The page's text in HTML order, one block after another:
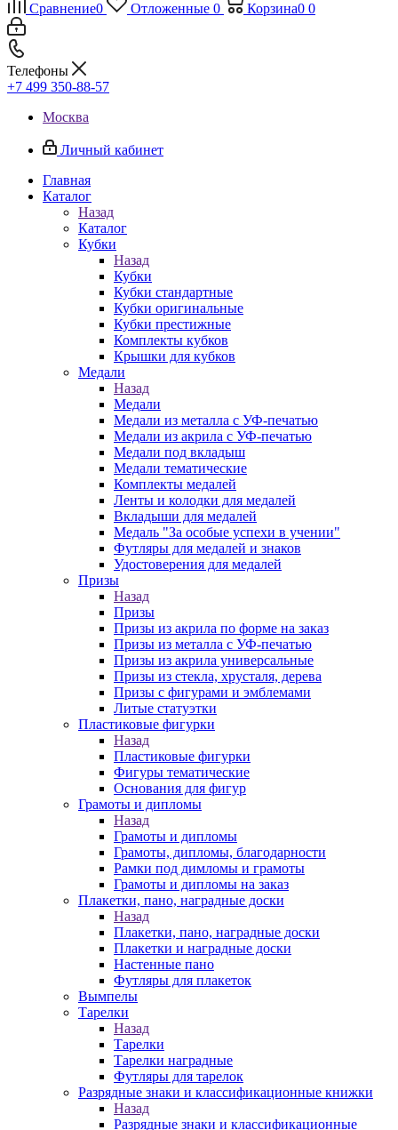
Сравнение0 Отложенные 0 Корзина0 0
Телефоны
+7 499 350-88-57
Москва
Личный кабинет
Главная
Каталог
Назад
Каталог
Кубки
Назад
Кубки
Кубки стандартные
Кубки оригинальные
Кубки престижные
Комплекты кубков
Крышки для кубков
Медали
Назад
Медали
Медали из металла с УФ-печатью
Медали из акрила с УФ-печатью
Медали под вкладыш
Медали тематические
Комплекты медалей
Ленты и колодки для медалей
Вкладыши для медалей
Медаль "За особые успехи в учении"
Футляры для медалей и знаков
Удостоверения для медалей
Призы
Назад
Призы
Призы из акрила по форме на заказ
Призы из металла с УФ-печатью
Призы из акрила универсальные
Призы из стекла, хрусталя, дерева
Призы с фигурами и эмблемами
Литые статуэтки
Пластиковые фигурки
Назад
Пластиковые фигурки
Фигуры тематические
Основания для фигур
Грамоты и дипломы
Назад
Грамоты и дипломы
Грамоты, дипломы, благодарности
Рамки под димломы и грамоты
Грамоты и дипломы на заказ
Плакетки, пано, наградные доски
Назад
Плакетки, пано, наградные доски
Плакетки и наградные доски
Настенные пано
Футляры для плакеток
Вымпелы
Тарелки
Назад
Тарелки
Тарелки наградные
Футляры для тарелок
Разрядные знаки и классификационные книжки
Назад
Разрядные знаки и классификационные